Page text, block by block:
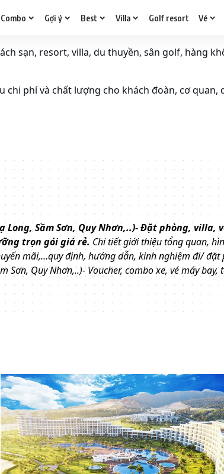
Combo Gợi ý Best Villa Golf resort Vé
sạn, resort, villa, du thuyền, sân golf, hàng
phí và chất lượng cho khách đoàn, cơ
Sầm Sơn, Quy Nhơn,..)- Đặt phòng, villa,
trọn gói giá rẻ. Chi tiết giới thiệu tổng quan,
mãi,…quy định, hướng dẫn, kinh nghiệm đi/ đặt
Sơn, Quy Nhơn,..)- Voucher, combo xe, vé máy